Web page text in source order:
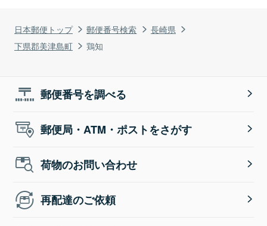
日本郵便トップ 郵便番号検索
長崎県
下県郡美津島町
鶏知
郵便番号を調べる
郵便局・ATM・ポストをさがす
荷物のお問い合わせ
再配達のご依頼